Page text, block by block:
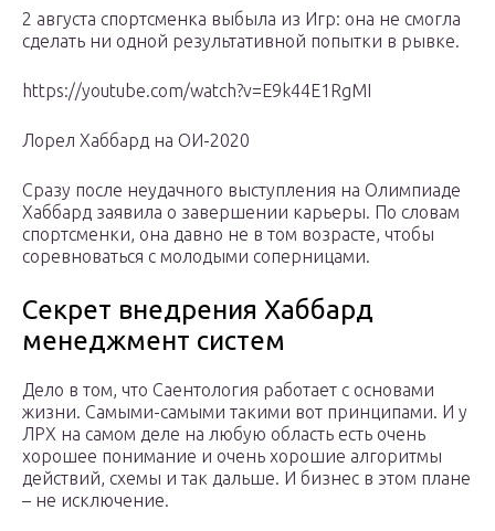
2 августа спортсменка выбыла из Игр: она не смогла
сделать ни одной результативной попытки в рывке.
https://youtube.com/watch?v=E9k44E1RgMI
Лорел Хаббард на ОИ-2020
Сразу после неудачного выступления на Олимпиаде
Хаббард заявила о завершении карьеры. По словам
спортсменки, она давно не в том возрасте, чтобы
соревноваться с молодыми соперницами.
Секрет внедрения Хаббард
менеджмент систем
Дело в том, что Саентология работает с основами
жизни. Самыми-самыми такими вот принципами. И у
ЛРХ на самом деле на любую область есть очень
хорошее понимание и очень хорошие алгоритмы
действий, схемы и так дальше. И бизнес в этом плане
– не исключение.